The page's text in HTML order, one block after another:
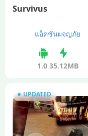
Survivus
แอ็คชั่นผจญภัย
1.0 35.12MB
UPDATED